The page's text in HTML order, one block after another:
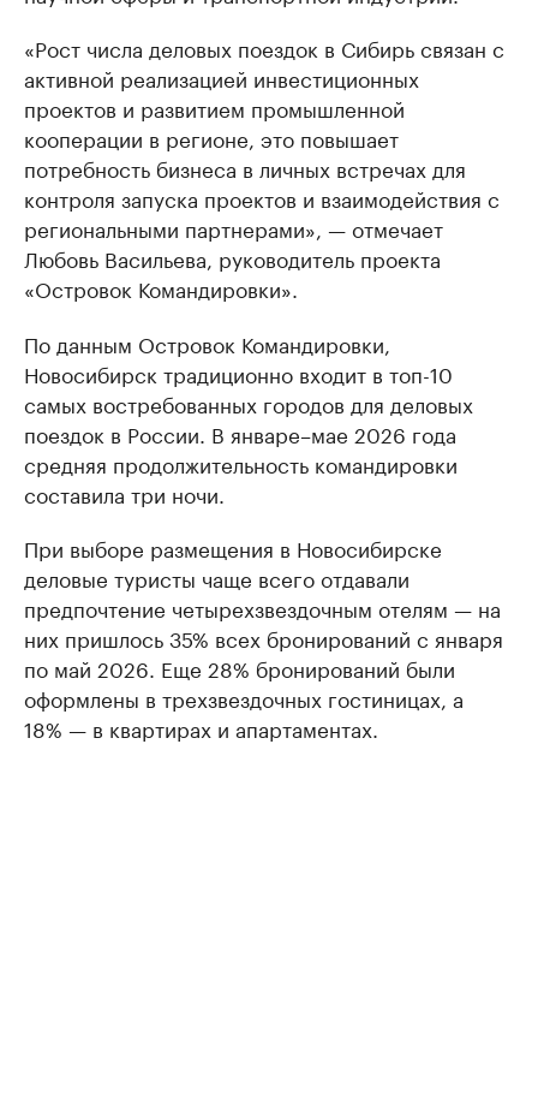
«Рост числа деловых поездок в Сибирь связан с
активной реализацией инвестиционных
проектов и развитием промышленной
кооперации в регионе, это повышает
потребность бизнеса в личных встречах для
контроля запуска проектов и взаимодействия с
региональными партнерами», — отмечает
Любовь Васильева, руководитель проекта
«Островок Командировки».
По данным Островок Командировки,
Новосибирск традиционно входит в топ-10
самых востребованных городов для деловых
поездок в России. В январе–мае 2026 года
средняя продолжительность командировки
составила три ночи.
При выборе размещения в Новосибирске
деловые туристы чаще всего отдавали
предпочтение четырехзвездочным отелям — на
них пришлось 35% всех бронирований с января
по май 2026. Еще 28% бронирований были
оформлены в трехзвездочных гостиницах, а
18% — в квартирах и апартаментах.